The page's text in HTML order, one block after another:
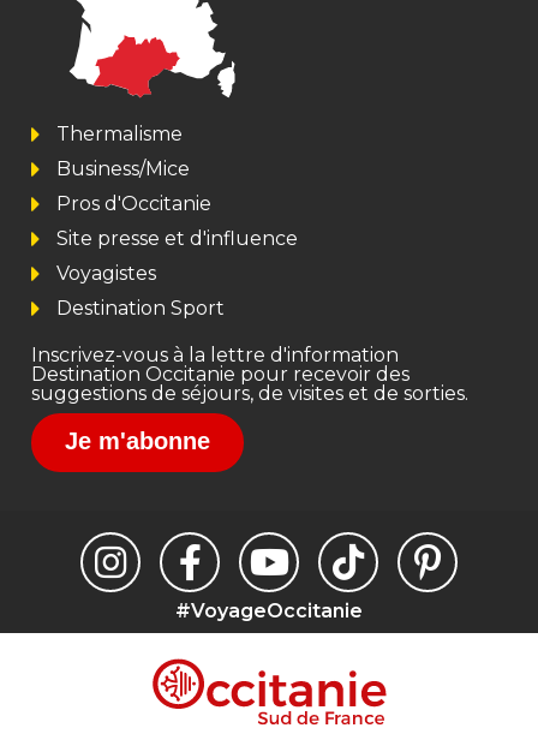
Thermalisme
Business/Mice
Pros d'Occitanie
Site presse et d'influence
Voyagistes
Destination Sport
Inscrivez-vous à la lettre d'information
Destination Occitanie pour recevoir des
suggestions de séjours, de visites et de sorties.
Je m'abonne
#VoyageOccitanie